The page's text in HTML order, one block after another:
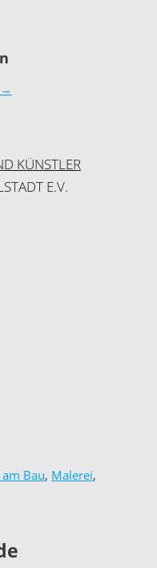
KÜNSTLER
E.V.
→
Bau, Malerei,